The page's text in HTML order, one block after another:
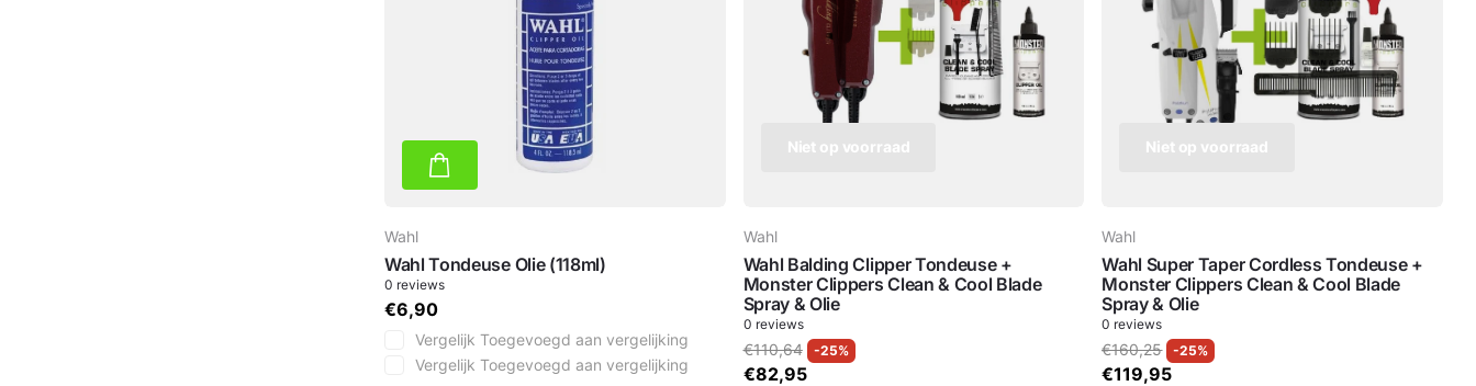
Wahl
Wahl Tondeuse Olie (118ml)
0 reviews
€6,90
Vergelijk Toegevoegd aan vergelijking
Vergelijk Toegevoegd aan vergelijking
Niet op voorraad
Wahl
Wahl Balding Clipper Tondeuse +
Monster Clippers Clean & Cool Blade
Spray & Olie
0 reviews
€110,64 -25%
€82,95
Niet op voorraad
Wahl
Wahl Super Taper Cordless Tondeuse +
Monster Clippers Clean & Cool Blade
Spray & Olie
0 reviews
€160,25 -25%
€119,95